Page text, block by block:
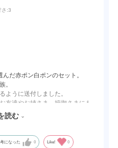
さ :3
だ赤ポン白ポンのセット。
。
ように送付しました。
友達やお姉さま、姪御さまにも
い。
性でも呑んでみたくなるお酒が
読む
になった 0 Like! 0